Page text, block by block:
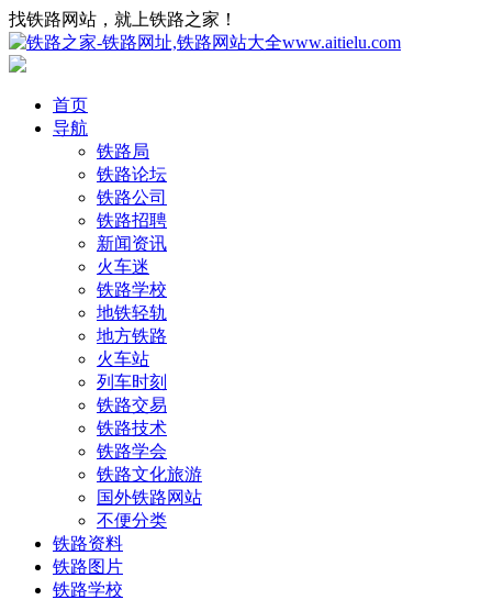
找铁路网站，就上铁路之家！
首页
导航
铁路局
铁路论坛
铁路公司
铁路招聘
新闻资讯
火车迷
铁路学校
地铁轻轨
地方铁路
火车站
列车时刻
铁路交易
铁路技术
铁路学会
铁路文化旅游
国外铁路网站
不便分类
铁路资料
铁路图片
铁路学校